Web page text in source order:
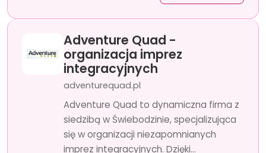
Adventure Quad -
organizacja imprez
integracyjnych
adventurequad.pl
Adventure Quad to dynamiczna firma z
siedzibą w Świebodzinie, specjalizująca
się w organizacji niezapomnianych
imprez integracyjnych. Dzięki...